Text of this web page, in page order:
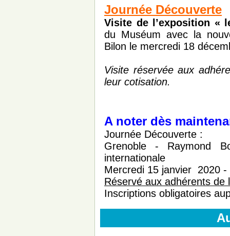
Journée Découverte
Visite de l’exposition «
du Muséum avec la
Bilon le mercredi 18
Visite réservée aux
leur cotisation.
A noter dès
Journée Découverte :
Grenoble - Raymond
internationale
Mercredi 15 janvier 2020 -
Réservé aux adhérents de
Inscriptions obligatoires